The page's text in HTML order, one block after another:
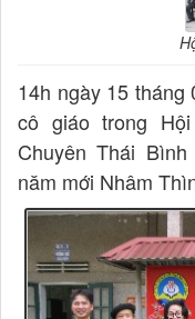
14h ngày 15 tháng
cô giáo trong
Chuyên Thái
năm mới Nhâm